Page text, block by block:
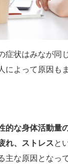
症状はみなが同
によって原因も
的な身体活動量
れ、ストレスと
主な原因となっ